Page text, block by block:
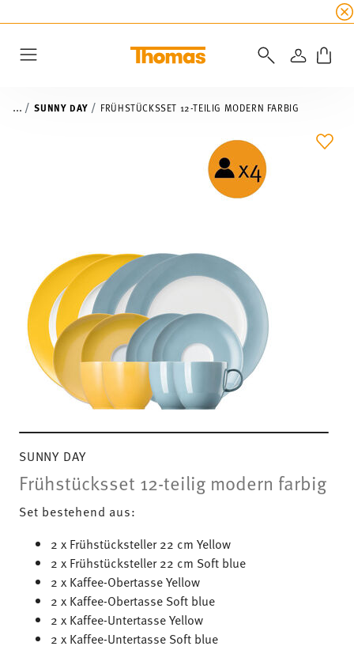
☀️ Bis zu 45% Rabatt auf alle
... SUNNY DAY FRÜHSTÜCKSSET 12-TEILIG MODERN FARBIG
SUNNY DAY
Frühstücksset 12-teilig modern farbig
Set bestehend aus:
2 x Frühstücksteller 22 cm Yellow
2 x Frühstücksteller 22 cm Soft blue
2 x Kaffee-Obertasse Yellow
2 x Kaffee-Obertasse Soft blue
2 x Kaffee-Untertasse Yellow
2 x Kaffee-Untertasse Soft blue
ADD